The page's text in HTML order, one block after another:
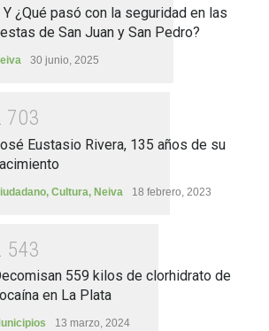
Y ¿Qué pasó con la seguridad en las
de San Juan y San Pedro?
30 junio, 2025
703
Eustasio Rivera, 135 años de su
, Cultura, Neiva 18 febrero, 2023
543
559 kilos de clorhidrato de
en La Plata
13 marzo, 2024